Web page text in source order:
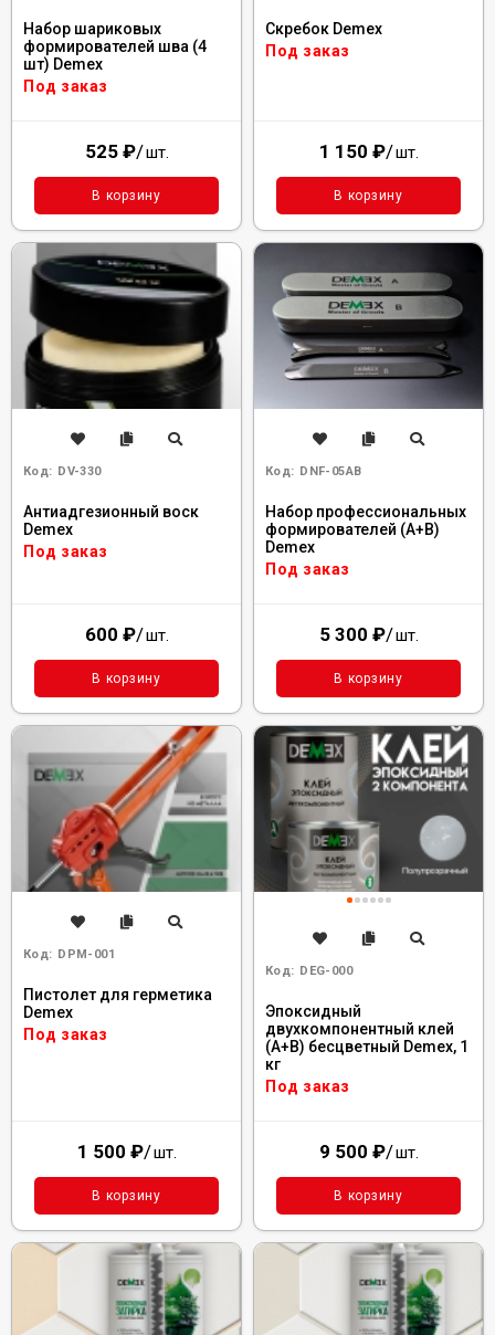
Набор шариковых
формирователей шва (4
шт) Demex
Под заказ
525 ₽/шт.
В корзину
Скребок Demex
Под заказ
1 150 ₽/шт.
В корзину
Код: DV-330
Антиадгезионный воск
Demex
Под заказ
600 ₽/шт.
В корзину
Код: DNF-05AB
Набор профессиональных
формирователей (А+В)
Demex
Под заказ
5 300 ₽/шт.
В корзину
Код: DPM-001
Пистолет для герметика
Demex
Под заказ
1 500 ₽/шт.
В корзину
Код: DEG-000
Эпоксидный
двухкомпонентный клей
(А+В) бесцветный Demex, 1
кг
Под заказ
9 500 ₽/шт.
В корзину